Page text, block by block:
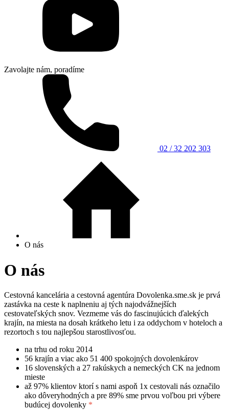
Zavolajte nám, poradíme
02 / 32 202 303
O nás
O nás
Cestovná kancelária a cestovná agentúra Dovolenka.sme.sk je prvá
zastávka na ceste k naplneniu aj tých najodvážnejších
cestovateľských snov. Vezmeme vás do fascinujúcich ďalekých
krajín, na miesta na dosah krátkeho letu i za oddychom v hoteloch a
rezortoch s tou najlepšou starostlivosťou.
na trhu od roku 2014
56 krajín a viac ako 51 400 spokojných dovolenkárov
16 slovenských a 27 rakúskych a nemeckých CK na jednom
mieste
až 97% klientov ktorí s nami aspoň 1x cestovali nás označilo
ako dôveryhodných a pre 89% sme prvou voľbou pri výbere
budúcej dovolenky *